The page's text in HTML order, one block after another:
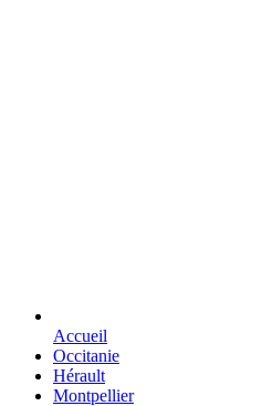
Accueil
Occitanie
Hérault
Montpellier